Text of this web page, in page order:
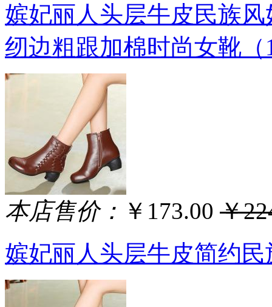
嫔妃丽人头层牛皮民族
纫边粗跟加棉时尚女靴（
本店售价： ￥173.00 ￥
嫔妃丽人头层牛皮简约